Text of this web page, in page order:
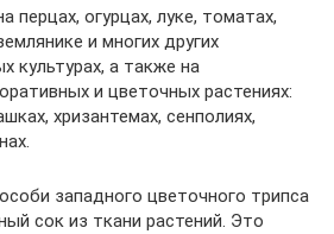
перцах, огурцах, луке, томатах,
и многих других
культурах, а также на
и цветочных растениях:
хризантемах, сенполиях,
западного цветочного трипса
сок из ткани растений. Это